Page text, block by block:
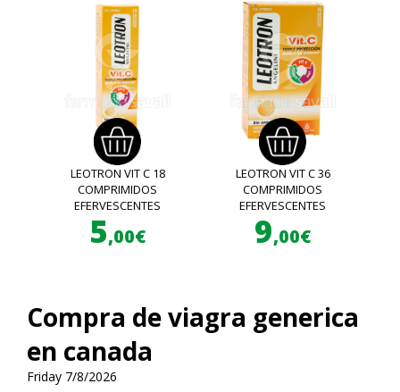
LEOTRON VIT C 18
COMPRIMIDOS
EFERVESCENTES
5,00€
LEOTRON VIT C 36
COMPRIMIDOS
EFERVESCENTES
9,00€
Compra de viagra generica
en canada
Friday 7/8/2026